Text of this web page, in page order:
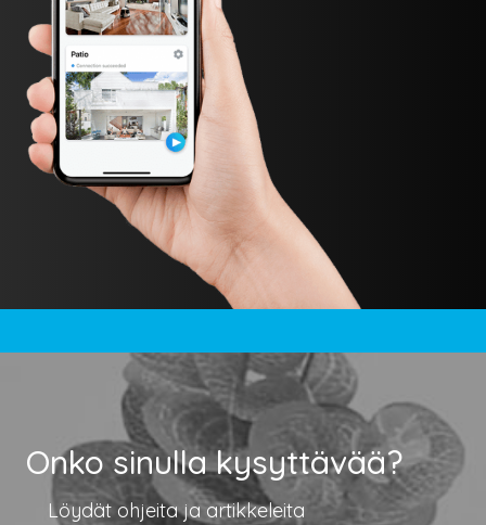
Onko sinulla kysyttävää?
Löydät ohjeita ja artikkeleita